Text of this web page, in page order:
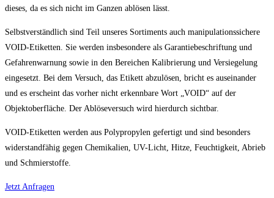
dieses, da es sich nicht im Ganzen ablösen lässt.
Selbstverständlich sind Teil unseres Sortiments auch manipulationssichere
VOID-Etiketten. Sie werden insbesondere als Garantiebeschriftung und
Gefahrenwarnung sowie in den Bereichen Kalibrierung und Versiegelung
eingesetzt. Bei dem Versuch, das Etikett abzulösen, bricht es auseinander
und es erscheint das vorher nicht erkennbare Wort „VOID“ auf der
Objektoberfläche. Der Ablöseversuch wird hierdurch sichtbar.
VOID-Etiketten werden aus Polypropylen gefertigt und sind besonders
widerstandfähig gegen Chemikalien, UV-Licht, Hitze, Feuchtigkeit, Abrieb
und Schmierstoffe.
Jetzt Anfragen